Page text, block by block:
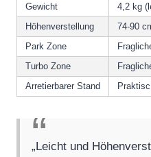
Gewicht
4,2 kg
Höhenverstellung
74-90
Park Zone
Turbo Zone
Arretierbarer Stand
„Leicht und